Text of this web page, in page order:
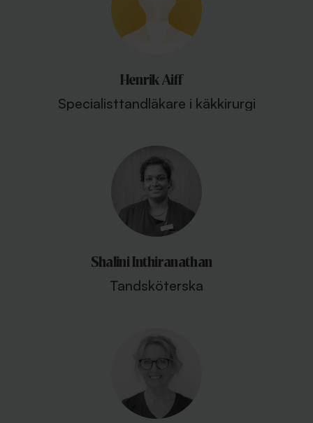
Henrik Aiff
Specialisttandläkare i käkkirurgi
Shalini Inthiranathan
Tandsköterska